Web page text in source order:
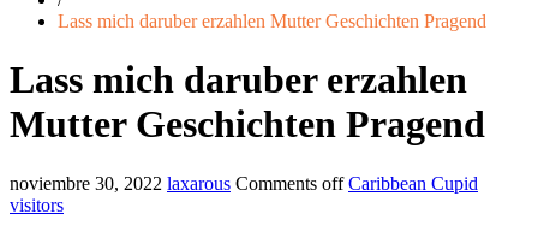
Lass mich daruber erzahlen Mutter Geschichten Pragend
Lass mich daruber erzahlen
Mutter Geschichten Pragend
noviembre 30, 2022 laxarous Comments off Caribbean Cupid
visitors